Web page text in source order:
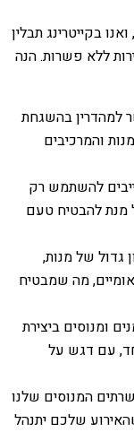
בקייטרינג תבלין
ללא פשרות. הנה
למהדרין בהשגחת
והמרכיבים
להשתמש רק
מנת להבטיח טעם
גדול של מנות,
מה שמבטיח
ומנוסים ביצירת
עם דגש על
המנוסים שלנו
שלכם יתנהל